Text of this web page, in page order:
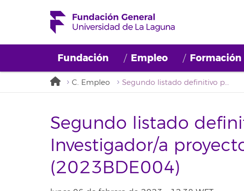
Fundación Empleo Formación
C. Empleo Segundo listado definitivo perfil: Investigador/a proyecto BIOTER (2023BDE004)
Segundo listado
Investigador/a
(2023BDE004)